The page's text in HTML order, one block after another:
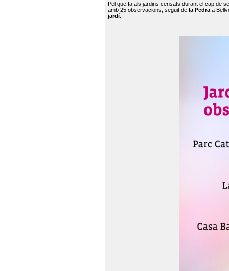
Pel que fa als jardins censats durant el cap de
amb 25 observacions, seguit de la Pedra a
jardí